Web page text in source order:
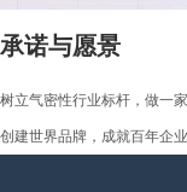
承诺与愿景
树立气密性行业标杆，做一
创建世界品牌，成就百年企